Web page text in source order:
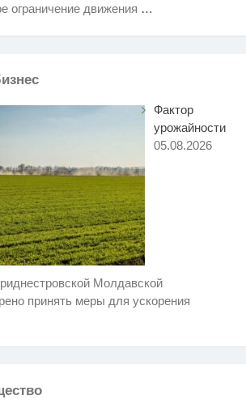
ограничение движения …
Фактор
урожайности
05.08.2026
Молдавской
принять меры для ускорения
вы будете долго
стаж
i
невесты оставит вас
равнодушным